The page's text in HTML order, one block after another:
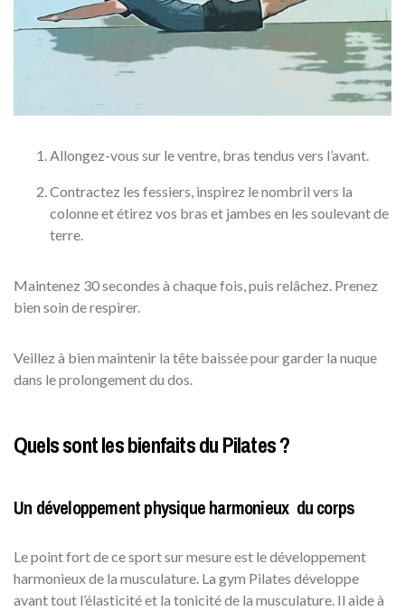
Allongez-vous sur le ventre, bras tendus vers l’avant.
Contractez les fessiers, inspirez le nombril vers la
colonne et étirez vos bras et jambes en les soulevant de
terre.
Maintenez 30 secondes à chaque fois, puis relâchez. Prenez
bien soin de respirer.
Veillez à bien maintenir la tête baissée pour garder la nuque
dans le prolongement du dos.
Quels sont les bienfaits du Pilates ?
Un développement physique harmonieux du corps
Le point fort de ce sport sur mesure est le développement
harmonieux de la musculature. La gym Pilates développe
avant tout l’élasticité et la tonicité de la musculature. Il aide à